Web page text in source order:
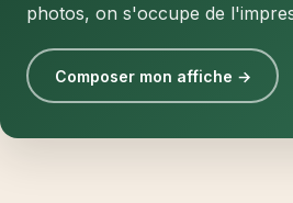
photos, on s'occupe de
Composer mon affiche →